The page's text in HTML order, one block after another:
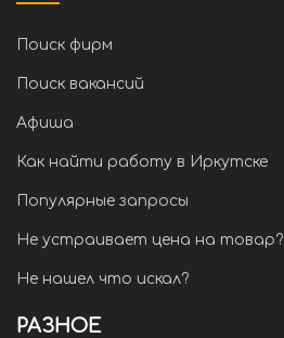
Поиск фирм
Поиск вакансий
Афиша
Как найти работу в Иркутске
Популярные запросы
Не устраивает цена на товар?
Не нашел что искал?
РАЗНОЕ